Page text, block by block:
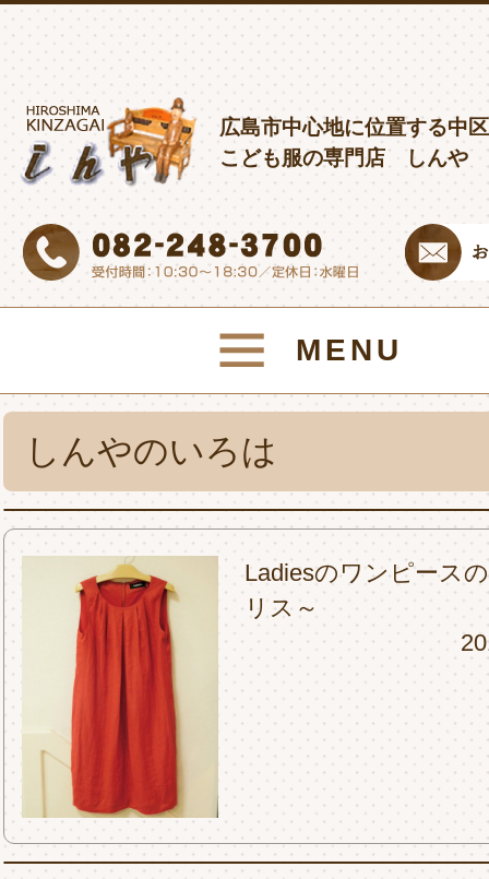
広島市中心地に位置する中
こども服の専門店 しんや
MENU
しんやのいろは
Ladiesのワンピース
リス～